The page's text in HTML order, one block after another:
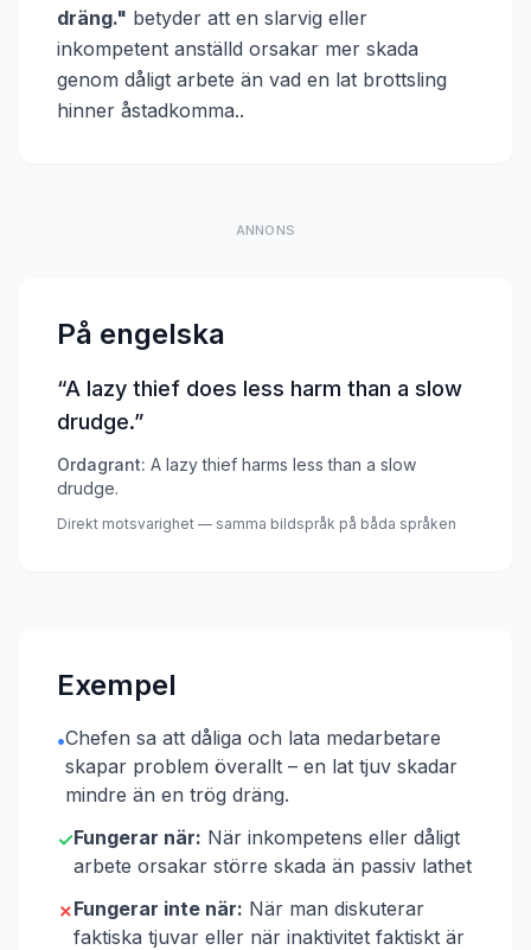
dräng." betyder att en slarvig eller
inkompetent anställd orsakar mer skada
genom dåligt arbete än vad en lat brottsling
hinner åstadkomma..
ANNONS
På engelska
“A lazy thief does less harm than a slow
drudge.”
Ordagrant: A lazy thief harms less than a slow
drudge.
Direkt motsvarighet — samma bildspråk på båda språken
Exempel
•Chefen sa att dåliga och lata medarbetare
skapar problem överallt – en lat tjuv skadar
mindre än en trög dräng.
✓Fungerar när: När inkompetens eller dåligt
arbete orsakar större skada än passiv lathet
✗Fungerar inte när: När man diskuterar
faktiska tjuvar eller när inaktivitet faktiskt är